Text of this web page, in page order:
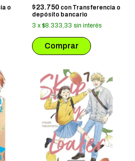
o
$23.750 con Transferencia o
depósito bancario
3 x $8.333,33 sin interés